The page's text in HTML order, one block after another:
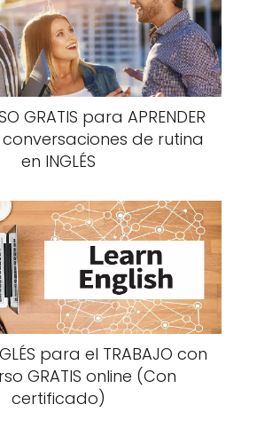
GRATIS para APRENDER
de rutina
en INGLÉS
para el TRABAJO con
GRATIS online (Con
certificado)